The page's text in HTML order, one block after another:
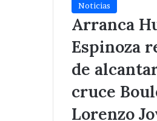
Noticias
Arranca
Espinoza
de
cruce
Lorenzo